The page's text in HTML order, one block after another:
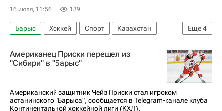
16 июля, 11:56 139
Еще4
Барыс Хоккей Спорт
Казахстан
Азия
Роман Старченко
ХК Спартак (Москва)
КХЛ 2025-2026
Американец Приски перешел из
"Сибири" в "Барыс"
Американский защитник Чейз Приски стал игроком
астанинского "Барыса", сообщается в Telegram-канале клуба
Континентальной хоккейной лиги (КХЛ).